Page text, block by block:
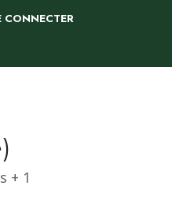
CONNECTER
+ 1